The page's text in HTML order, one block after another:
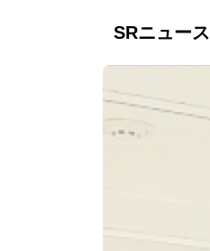
SRニュース